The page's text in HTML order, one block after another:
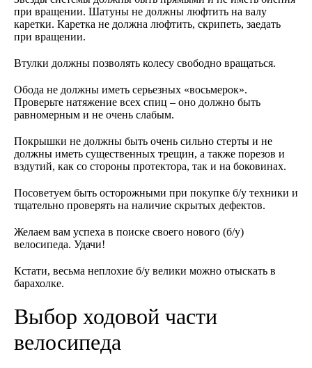
при вращении. Шатуны не должны люфтить на валу
каретки. Каретка не должна люфтить, скрипеть, заедать
при вращении.
Втулки должны позволять колесу свободно вращаться.
Обода не должны иметь серьезных «восьмерок».
Проверьте натяжение всех спиц – оно должно быть
равномерным и не очень слабым.
Покрышки не должны быть очень сильно стерты и не
должны иметь существенных трещин, а также порезов и
вздутий, как со стороны протектора, так и на боковинах.
Посоветуем быть осторожными при покупке б/у техники и
тщательно проверять на наличие скрытых дефектов.
Желаем вам успеха в поиске своего нового (б/у)
велосипеда. Удачи!
Кстати, весьма неплохие б/у велики можно отыскать в
барахолке.
Выбор ходовой части
велосипеда